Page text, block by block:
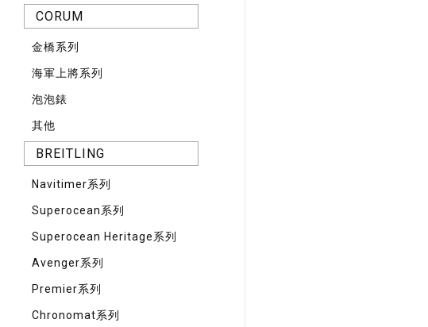
CORUM
⾦橋系列
海軍上將系列
泡泡錶
其他
BREITLING
Navitimer系列
Superocean系列
Superocean Heritage系列
Avenger系列
Premier系列
Chronomat系列